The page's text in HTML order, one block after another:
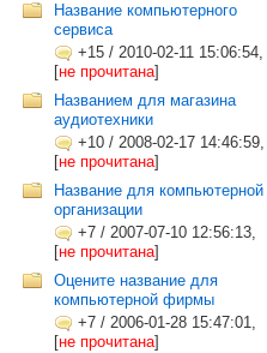
Название компьютерного
сервиса
+15 / 2010-02-11 15:06:54,
[не прочитана]
Названием для магазина
аудиотехники
+10 / 2008-02-17 14:46:59,
[не прочитана]
Название для компьютерной
организации
+7 / 2007-07-10 12:56:13,
[не прочитана]
Оцените название для
компьютерной фирмы
+7 / 2006-01-28 15:47:01,
[не прочитана]